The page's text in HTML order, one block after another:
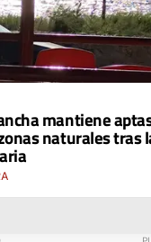
mantiene
naturales tras